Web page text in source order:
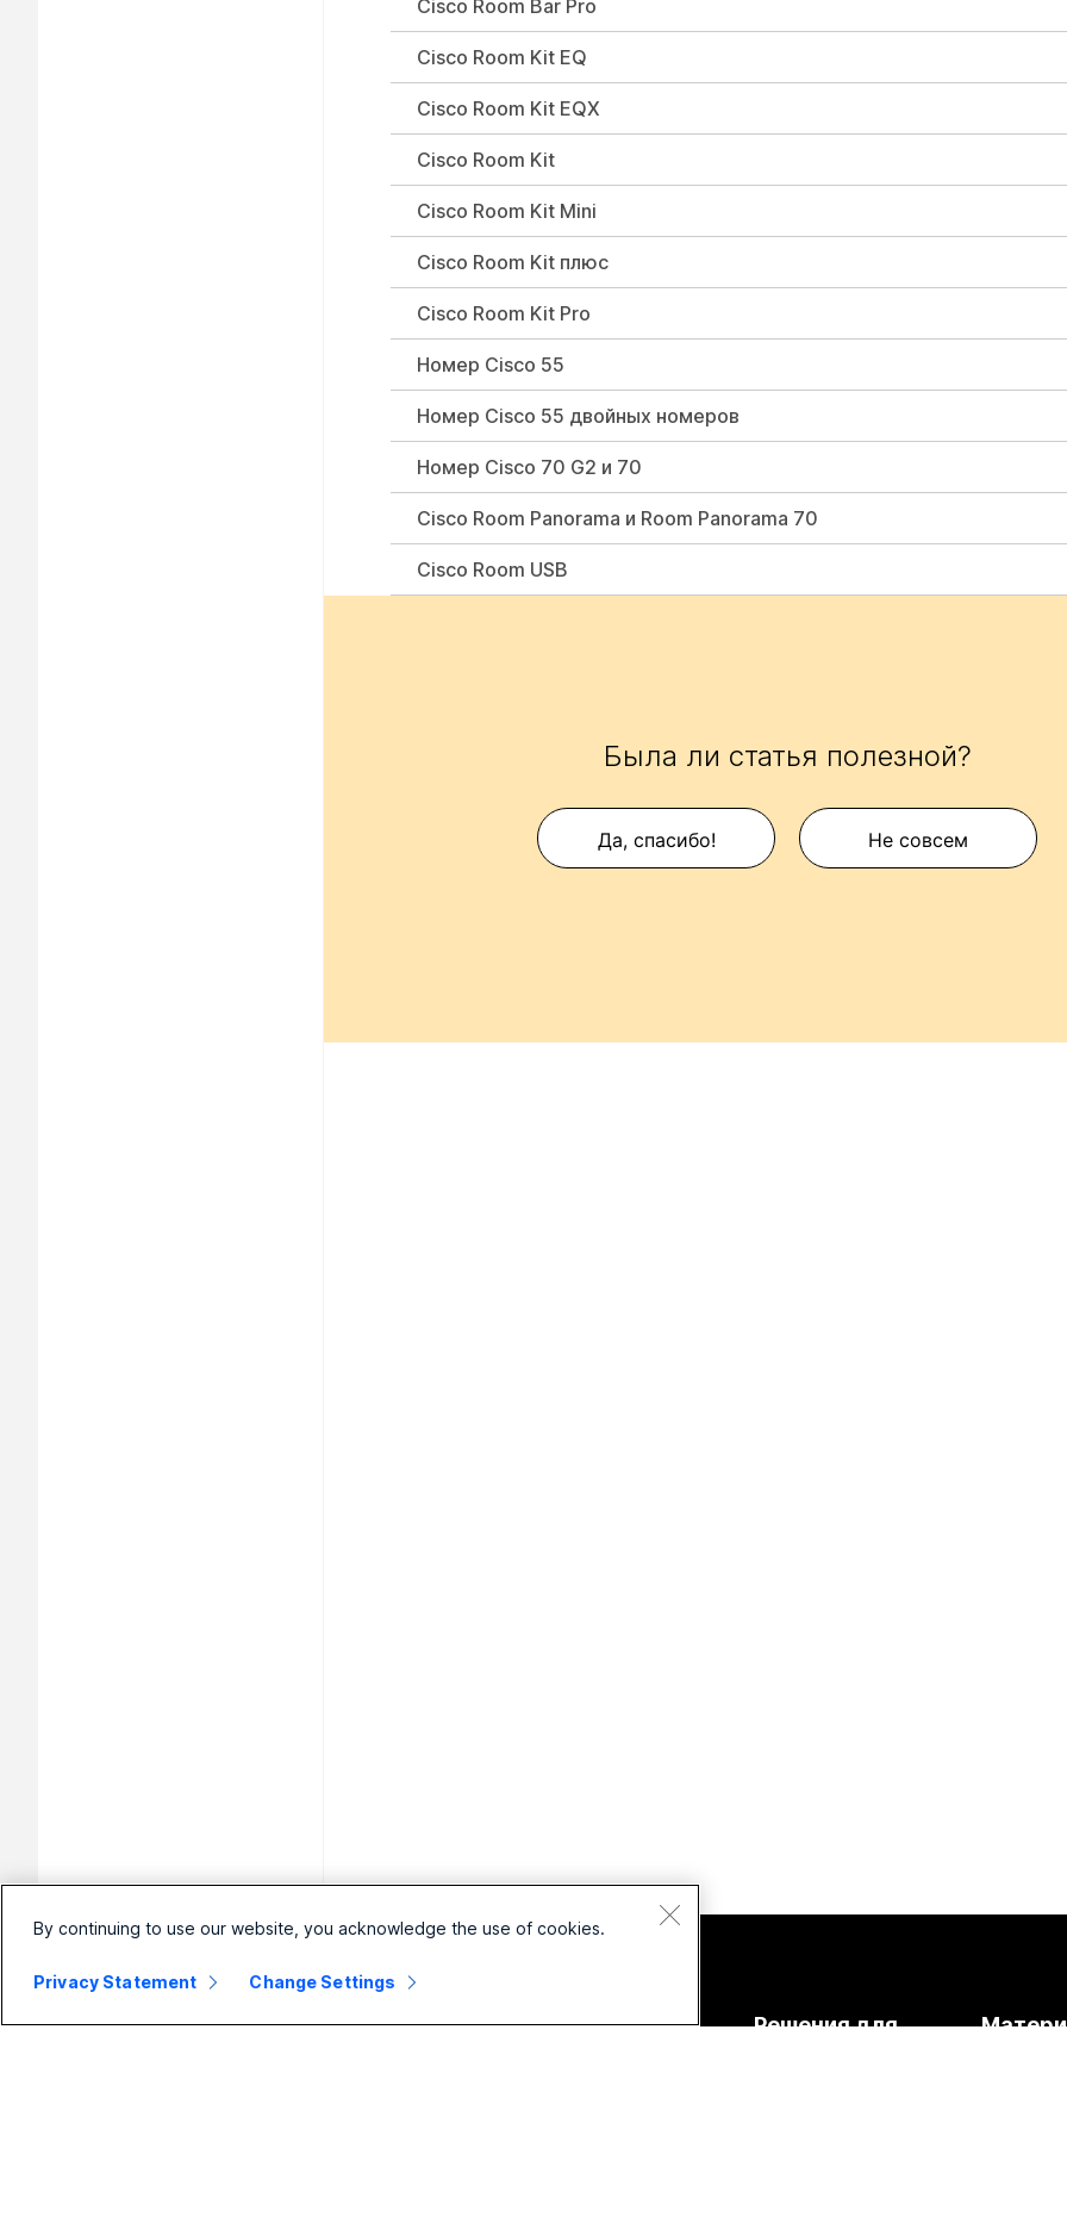
Cisco Room Bar Pro
Cisco Room Kit EQ
Cisco Room Kit EQX
Cisco Room Kit
Cisco Room Kit Mini
Cisco Room Kit плюс
Cisco Room Kit Pro
Номер Cisco 55
Номер Cisco 55 двойных номеров
Номер Cisco 70 G2 и 70
Cisco Room Panorama и Room Panorama 70
Cisco Room USB
Была ли статья полезной?
Да, спасибо! Не совсем
Малый
Предприятие Устройства Решения для
By continuing to use our website, you acknowledge the use of cookies.
Privacy Statement Change Settings